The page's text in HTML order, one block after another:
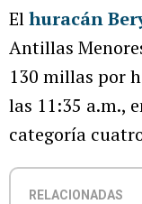
Elhuracán
Antillas
130 millas por
las 11:35 a.m.,
categoría
RELACIONADAS